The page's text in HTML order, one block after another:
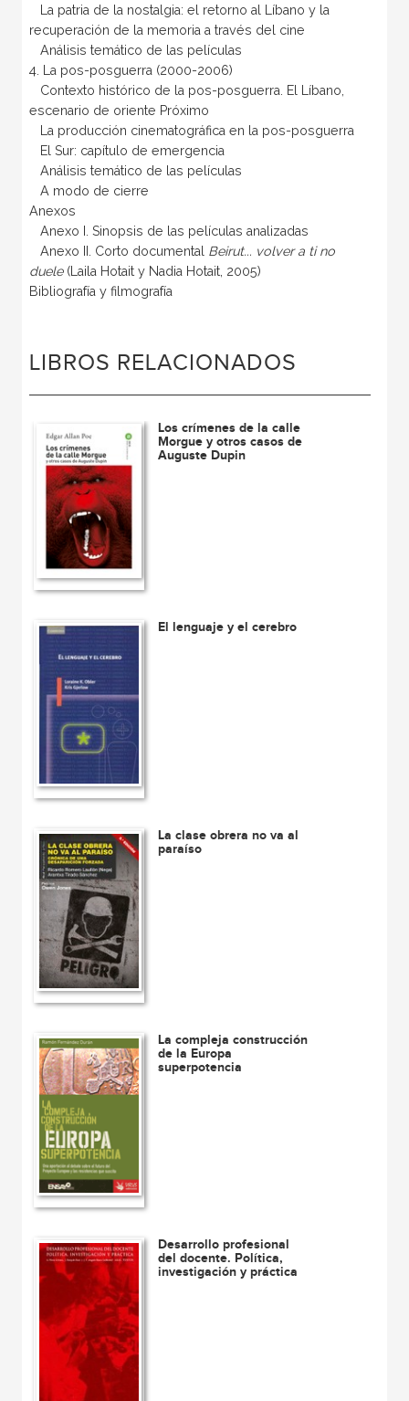
La patria de la nostalgia: el retorno al Líbano y la
recuperación de la memoria a través del cine
Análisis temático de las películas
4. La pos-posguerra (2000-2006)
Contexto histórico de la pos-posguerra. El Líbano,
escenario de oriente Próximo
La producción cinematográfica en la pos-posguerra
El Sur: capítulo de emergencia
Análisis temático de las películas
A modo de cierre
Anexos
Anexo I. Sinopsis de las películas analizadas
Anexo II. Corto documental Beirut... volver a ti no
duele (Laila Hotait y Nadia Hotait, 2005)
Bibliografía y filmografía
LIBROS RELACIONADOS
Los crímenes de la calle
Morgue y otros casos de
Auguste Dupin
El lenguaje y el cerebro
La clase obrera no va al
paraíso
La compleja construcción
de la Europa
superpotencia
Desarrollo profesional
del docente. Política,
investigación y práctica